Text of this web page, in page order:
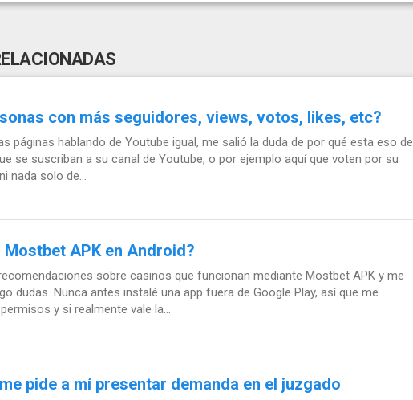
con más seguidores, views, votos, likes, etc?
páginas hablando de Youtube igual, me salió la duda de por qué esta eso de
se suscriban a su canal de Youtube, o por ejemplo aquí que voten por su
nada solo de...
APK en Android?
sobre casinos que funcionan mediante Mostbet APK y me
dudas. Nunca antes instalé una app fuera de Google Play, así que me
y si realmente vale la...
pide a mí presentar demanda en el juzgado